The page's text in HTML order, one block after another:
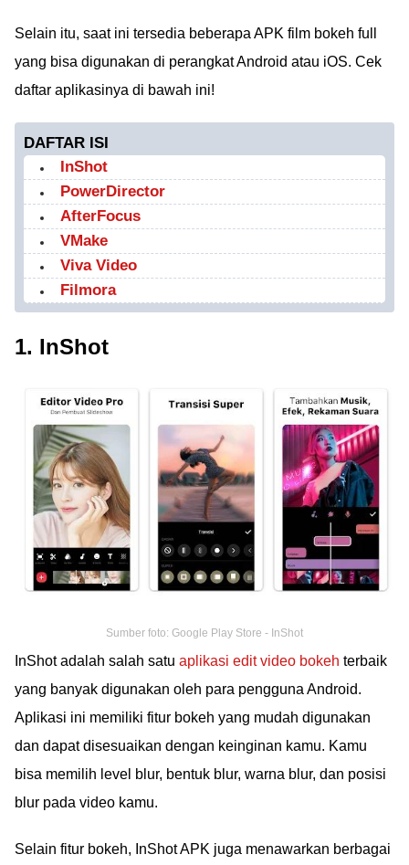
Selain itu, saat ini tersedia beberapa APK film bokeh full
yang bisa digunakan di perangkat Android atau iOS. Cek
daftar aplikasinya di bawah ini!
DAFTAR ISI
InShot
PowerDirector
AfterFocus
VMake
Viva Video
Filmora
1. InShot
Sumber foto: Google Play Store - InShot
InShot adalah salah satu aplikasi edit video bokeh terbaik
yang banyak digunakan oleh para pengguna Android.
Aplikasi ini memiliki fitur bokeh yang mudah digunakan
dan dapat disesuaikan dengan keinginan kamu. Kamu
bisa memilih level blur, bentuk blur, warna blur, dan posisi
blur pada video kamu.
Selain fitur bokeh, InShot APK juga menawarkan berbagai